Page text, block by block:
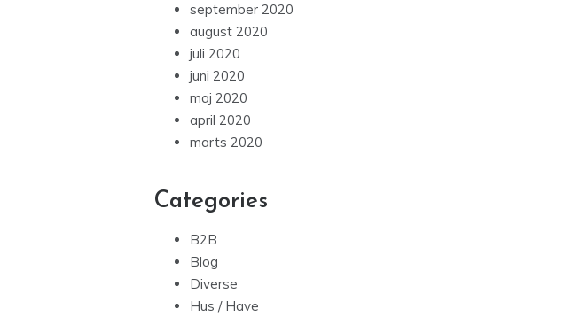
september 2020
august 2020
juli 2020
juni 2020
maj 2020
april 2020
marts 2020
Categories
B2B
Blog
Diverse
Hus / Have